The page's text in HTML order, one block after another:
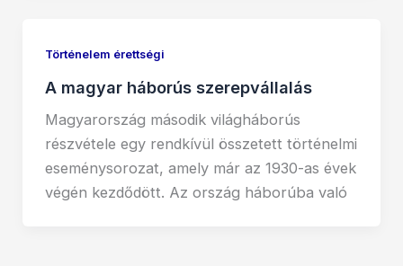
Történelem érettségi
A magyar háborús szerepvállalás
Magyarország második világháborús
részvétele egy rendkívül összetett történelmi
eseménysorozat, amely már az 1930-as évek
végén kezdődött. Az ország háborúba való